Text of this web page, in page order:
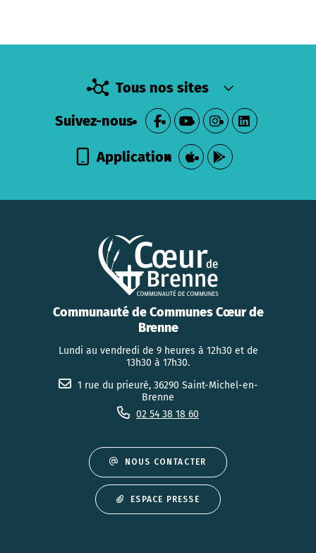
Tous nos sites
Suivez-nous
Application
Communauté de Communes Cœur de
Brenne
Lundi au vendredi de 9 heures à 12h30 et de
13h30 à 17h30.
1 rue du prieuré, 36290 Saint-Michel-en-
Brenne
02 54 38 18 60
NOUS CONTACTER
ESPACE PRESSE